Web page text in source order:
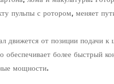
пульпы с ротором, меняет
движется от позиции подачи к
более быстрый
мощности.